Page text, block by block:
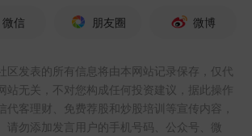
实控+一致行动人，拟套现4.
实控+控股股东，拟套现2.91
微信 朋友圈 微博
区发表的所有信息将由本网站记录保存，仅代
站无关，不对您构成任何投资建议，据此操作
代客理财、免费荐股和炒股培训等宣传内容，
请勿添加发言用户的手机号码、公众号、微